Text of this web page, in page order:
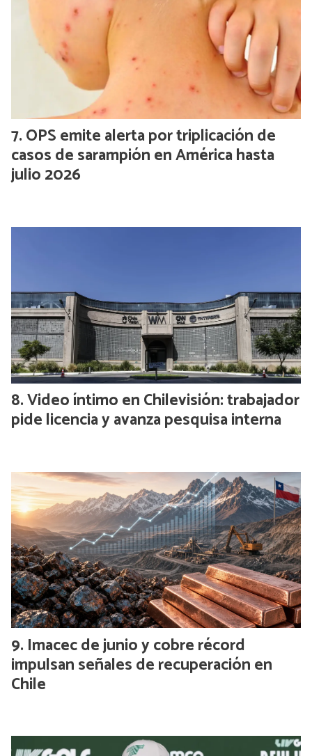
OPS emite alerta por triplicación de
casos de sarampión en América hasta
julio 2026
Video íntimo en Chilevisión: trabajador
pide licencia y avanza pesquisa interna
Imacec de junio y cobre récord
impulsan señales de recuperación en
Chile